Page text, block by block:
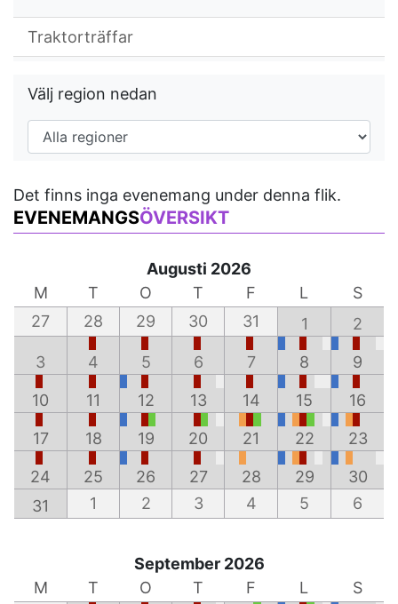
Traktorträffar
Välj region nedan
Det finns inga evenemang under denna flik.
EVENEMANGSÖVERSIKT
Augusti 2026
M
T O T F L
S
27
28 29 30 31 1 2
3 4 5 6 7 8 9
10 11 12 13 14 15 16
17 18 19 20 21 22 23
24 25 26 27 28 29
30
31
1 2 3 4 5 6
September 2026
M
T O T F L
S